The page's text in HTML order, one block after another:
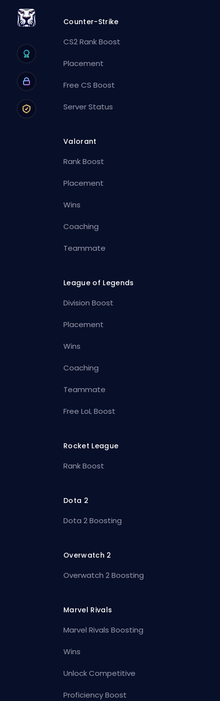
Counter-Strike
CS2 Rank Boost
Placement
Free CS Boost
Server Status
Valorant
Rank Boost
Placement
Wins
Coaching
Teammate
League of Legends
Division Boost
Placement
Wins
Coaching
Teammate
Free LoL Boost
Rocket League
Rank Boost
Dota 2
Dota 2 Boosting
Overwatch 2
Overwatch 2 Boosting
Marvel Rivals
Marvel Rivals Boosting
Wins
Unlock Competitive
Proficiency Boost